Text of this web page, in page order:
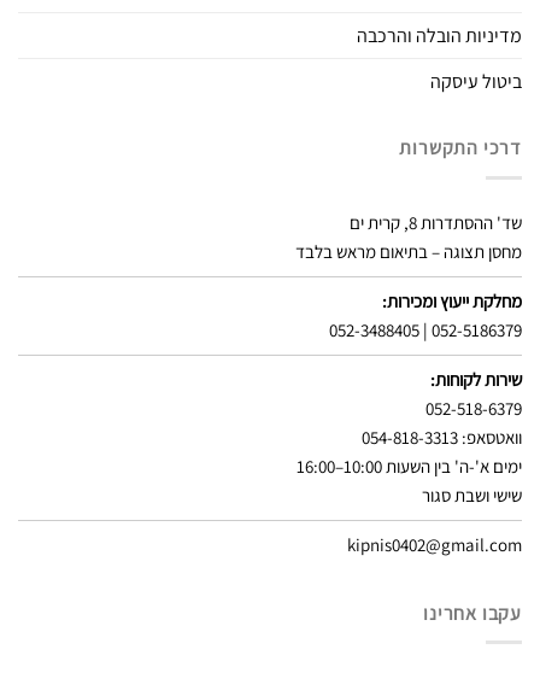
מדיניות הובלה והרכבה
ביטול עיסקה
דרכי התקשרות
שד' ההסתדרות 8, קרית ים
מחסן תצוגה – בתיאום מראש בלבד
מחלקת ייעוץ ומכירות:
052-5186379
|
052-3488405
שירות לקוחות:
052-518-6379
וואטסאפ: 054-818-3313
ימים א'-ה' בין השעות 10:00–16:00
שישי ושבת סגור
kipnis0402@gmail.com
עקבו אחרינו